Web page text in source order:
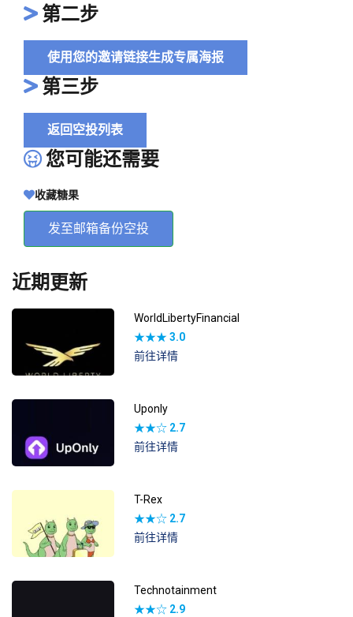
第二步
使用您的邀请链接生成专属海报
第三步
返回空投列表
您可能还需要
收藏糖果
发至邮箱备份空投
近期更新
WorldLibertyFinancial
★★★3.0
前往详情
Uponly
★★☆ 2.7
前往详情
T-Rex
★★☆ 2.7
前往详情
Technotainment
★★☆ 2.9